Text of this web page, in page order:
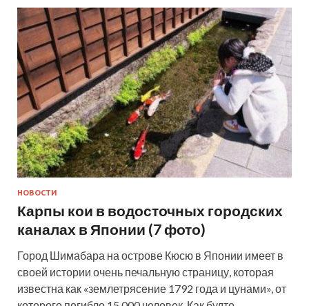
НОВОСТИ
Карпы кои в водосточных городских
каналах в Японии (7 фото)
Город Шимабара на острове Кюсю в Японии имеет в
своей истории очень печальную страницу, которая
известна как «землетрясение 1792 года и цунами», от